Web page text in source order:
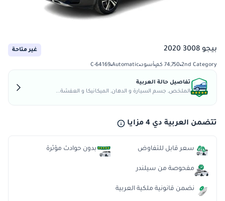
بيجو 3008 2020 غير متاحة
2nd Category 74,750 كم أسود Automatic
C-64169
تفاصيل حالة العربية
الملخص, جسم السيارة و الدهان, الميكانيكا و العفشة...
تتضمن العربية دي 4 مزايا
سعر قابل للتفاوض
مفحوصة من سيلندر
نضمن قانونية ملكية العربية
بدون حوادث مؤثرة